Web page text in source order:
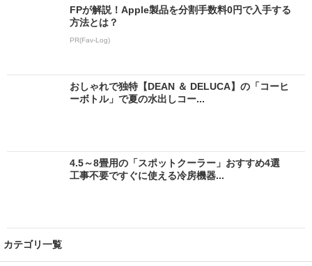
FPが解説！Apple製品を分割手数料0円で入手する
方法とは？
PR(Fav-Log)
おしゃれで独特【DEAN ＆ DELUCA】の「コーヒ
ーボトル」で夏の水出しコー...
4.5～8畳用の「スポットクーラー」おすすめ4選
工事不要ですぐに使える冷房機器...
カテゴリ一覧